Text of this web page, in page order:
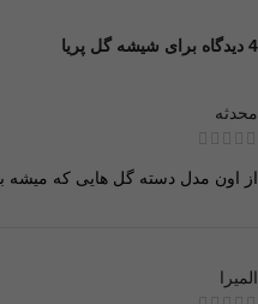
4 دیدگاه برای شیشه گل پریا
محدثه
از اون مدل دسته گل هایی که میشه
المیرا